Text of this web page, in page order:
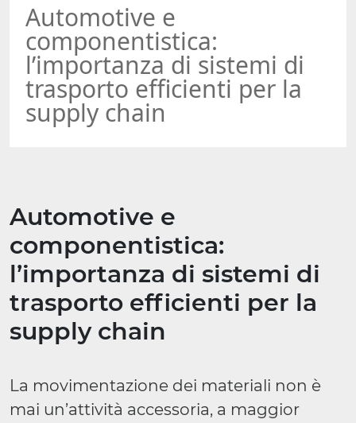
Automotive e
componentistica:
l’importanza di sistemi di
trasporto efficienti per la
supply chain
Automotive e
componentistica:
l’importanza di sistemi di
trasporto efficienti per la
supply chain
La movimentazione dei materiali non è
mai un’attività accessoria, a maggior